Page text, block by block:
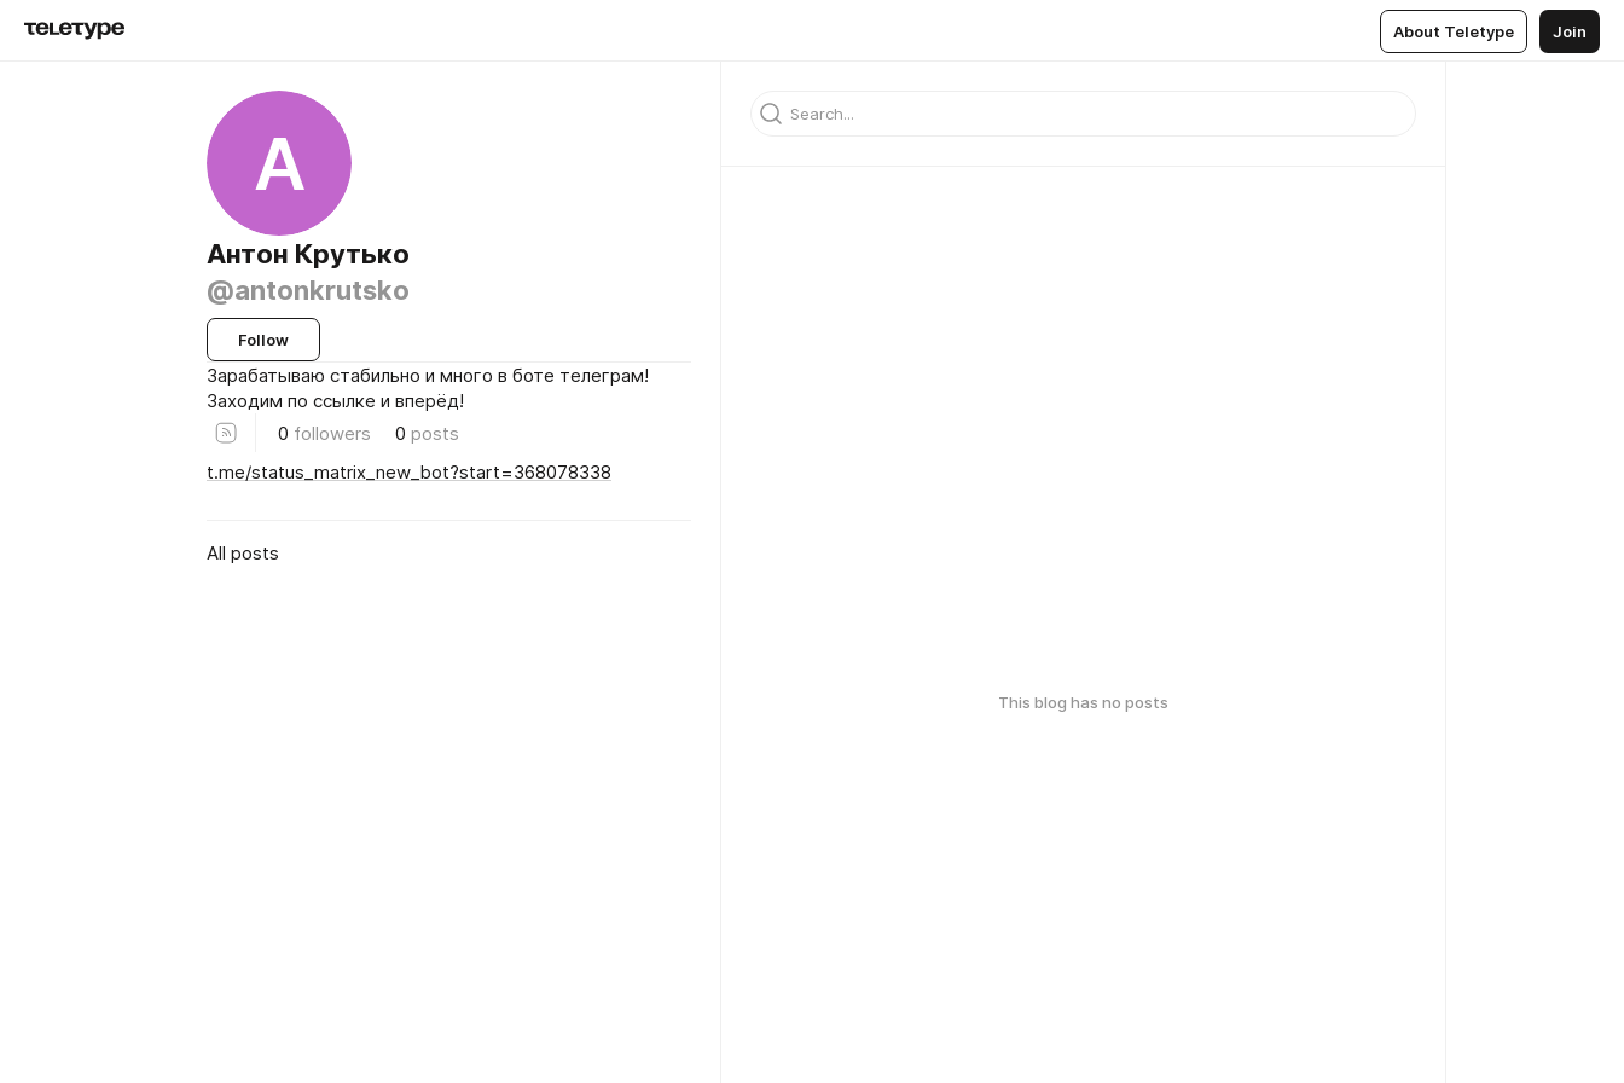
About Teletype Join
А
Антон Крутько
@antonkrutsko
Follow
Зарабатываю стабильно и много в боте телеграм!
Заходим по ссылке и вперёд!
0 followers 0 posts
t.me/status_matrix_new_bot?start=368078338
All posts
This blog has no posts